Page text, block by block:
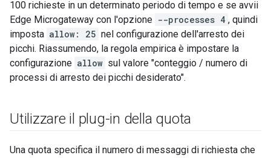
100 richieste in un determinato periodo di tempo e se avvii
Edge Microgateway con l'opzione --processes 4 , quindi
imposta allow: 25 nel configurazione dell'arresto dei
picchi. Riassumendo, la regola empirica è impostare la
configurazione allow sul valore "conteggio / numero di
processi di arresto dei picchi desiderato".
Utilizzare il plug-in della quota
Una quota specifica il numero di messaggi di richiesta che